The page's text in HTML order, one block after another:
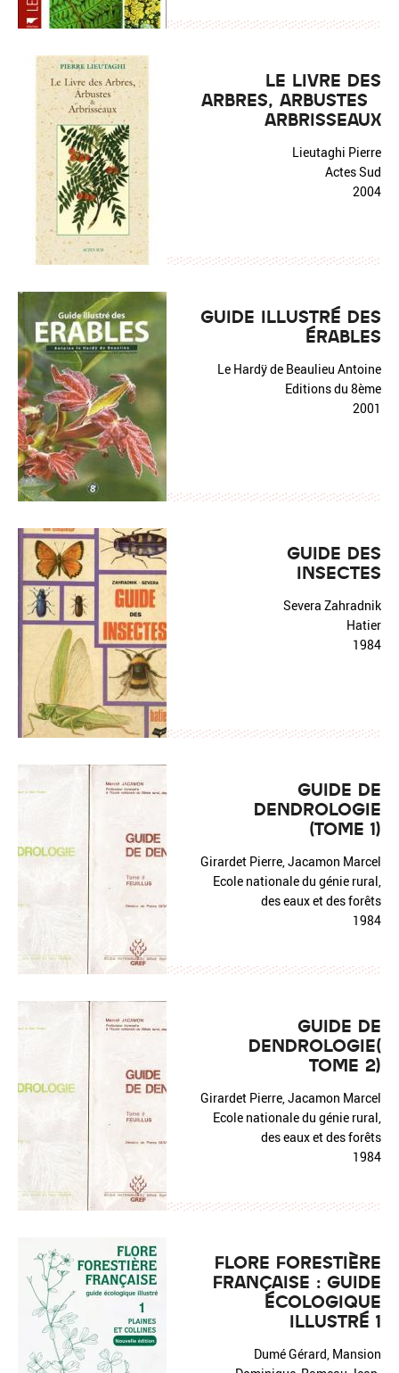
LE LIVRE DES
ARBRES, ARBUSTES &
ARBRISSEAUX
Lieutaghi Pierre
Actes Sud
2004
GUIDE ILLUSTRÉ DES
ÉRABLES
Le Hardÿ de Beaulieu Antoine
Editions du 8ème
2001
GUIDE DES
INSECTES
Severa Zahradnik
Hatier
1984
GUIDE DE
DENDROLOGIE
(TOME 1)
Girardet Pierre, Jacamon Marcel
Ecole nationale du génie rural,
des eaux et des forêts
1984
GUIDE DE
DENDROLOGIE(
TOME 2)
Girardet Pierre, Jacamon Marcel
Ecole nationale du génie rural,
des eaux et des forêts
1984
FLORE FORESTIÈRE
FRANÇAISE : GUIDE
ÉCOLOGIQUE
ILLUSTRÉ 1
Dumé Gérard, Mansion